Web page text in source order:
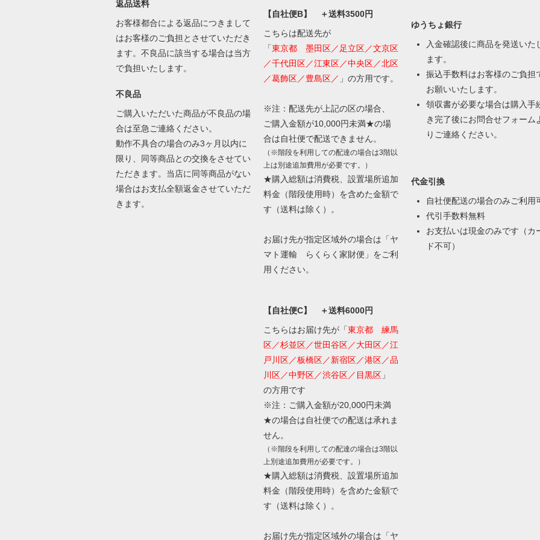
返品送料
お客様都合による返品につきまして
はお客様のご負担とさせていただき
ます。不良品に該当する場合は当方
で負担いたします。
不良品
ご購入いただいた商品が不良品の場
合は至急ご連絡ください。
動作不具合の場合のみ3ヶ月以内に
限り、同等商品との交換をさせてい
ただきます。当店に同等商品がない
場合はお支払全額返金させていただ
きます。
【自社便B】 ＋送料3500円
こちらは配送先が
「東京都 墨田区／足立区／文京区
／千代田区／江東区／中央区／北区
／葛飾区／豊島区／ 」の方用です。
※注：配送先が上記の区の場合、
ご購入金額が10,000円未満★の場
合は自社便で配送できません。
（※階段を利用しての配達の場合は3階以
上は別途追加費用が必要です。）
★購入総額は消費税、設置場所追加
料金（階段使用時）を含めた金額で
す（送料は除く）。
お届け先が指定区域外の場合は「ヤ
マト運輸 らくらく家財便」をご利
用ください。
【自社便C】 ＋送料6000円
こちらはお届け先が「東京都 練馬
区／杉並区／世田谷区／大田区／江
戸川区／板橋区／新宿区／港区／品
川区／中野区／渋谷区／目黒区」
の方用です
※注：ご購入金額が20,000円未満
★の場合は自社便での配送は承れま
せん。
（※階段を利用しての配達の場合は3階以
上別途追加費用が必要です。）
★購入総額は消費税、設置場所追加
料金（階段使用時）を含めた金額で
す（送料は除く）。
お届け先が指定区域外の場合は「ヤ
ゆうちょ銀行
入金確認後に商品を発送いた
ます。
振込手数料はお客様のご負担
お願いいたします。
領収書が必要な場合は購入手
き完了後にお問合せフォーム
りご連絡ください。
代金引換
自社便配送の場合のみご利用
代引手数料無料
お支払いは現金のみです（カ
ド不可）